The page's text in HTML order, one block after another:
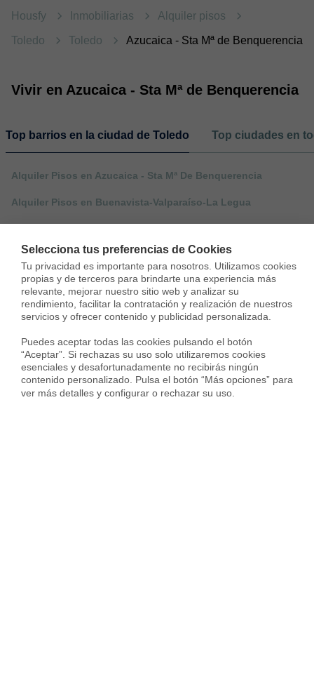
Selecciona tus preferencias de Cookies
Tu privacidad es importante para nosotros. Utilizamos cookies
propias y de terceros para brindarte una experiencia más
relevante, mejorar nuestro sitio web y analizar su
rendimiento, facilitar la contratación y realización de nuestros
servicios y ofrecer contenido y publicidad personalizada.
Puedes aceptar todas las cookies pulsando el botón
“Aceptar”. Si rechazas su uso solo utilizaremos cookies
esenciales y desafortunadamente no recibirás ningún
contenido personalizado. Pulsa el botón “Más opciones” para
ver más detalles y configurar o rechazar su uso.
Housfy Inmobiliarias Alquiler pisos
Toledo Toledo Azucaica - Sta Mª de Benquerencia
Vivir en Azucaica - Sta Mª de Benquerencia
Top barrios en la ciudad de Toledo Top ciudades en
Alquiler Pisos en Azucaica - Sta Mª De Benquerencia
Alquiler Pisos en Buenavista-Valparaíso-La Legua